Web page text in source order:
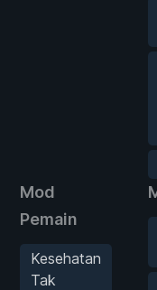
Mod
Pemain
Kesehatan
Tak